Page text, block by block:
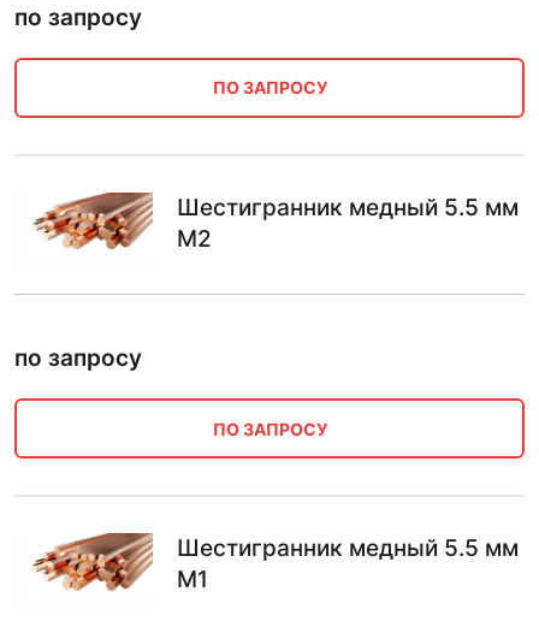
по запросу
ПО ЗАПРОСУ
Шестигранник медный 5.5 мм
М2
по запросу
ПО ЗАПРОСУ
Шестигранник медный 5.5 мм
М1